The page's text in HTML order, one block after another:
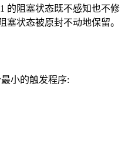
的阻塞状态既不感知也不修
塞状态被原封不动地保留。
小的触发程序: